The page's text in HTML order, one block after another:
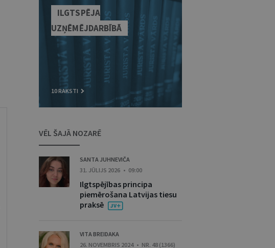
ILGTSPĒJA
UZŅĒMĒJDARBĪBĀ
10 RAKSTI
VĒL ŠAJĀ NOZARĒ
SANTA JUHNEVIČA
31. JŪLIJS 2026 • 09:00
Ilgtspējības principa
piemērošana Latvijas tiesu
praksē
VITA BREIDAKA
26. NOVEMBRIS 2024 • NR. 48 (1366)